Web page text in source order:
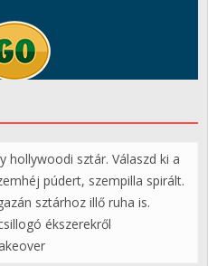
hollywoodi sztár. Válaszd ki a
púdert, szempilla spirált.
sztárhoz illő ruha is.
ékszerekről